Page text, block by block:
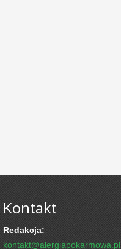
Kontakt
Redakcja:
kontakt@alergiapokarmowa.pl